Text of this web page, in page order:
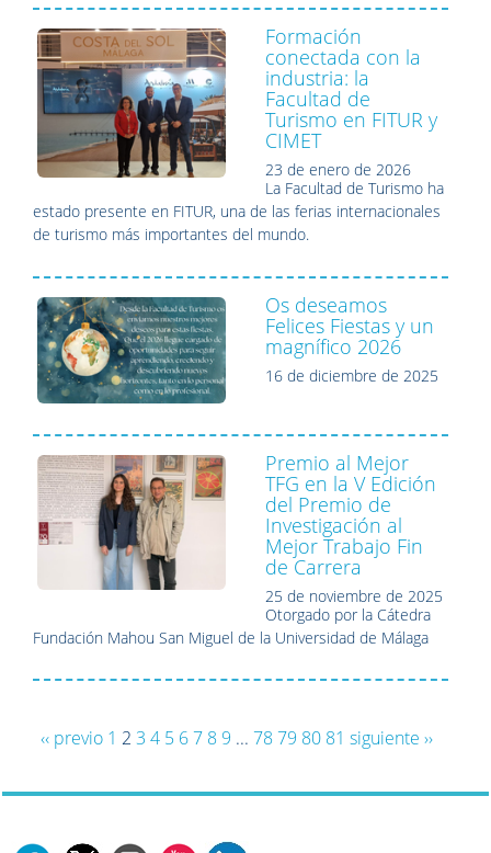
Formación
conectada con la
industria: la
Facultad de
Turismo en FITUR y
CIMET
23 de enero de 2026
La Facultad de Turismo ha
estado presente en FITUR, una de las ferias internacionales
de turismo más importantes del mundo.
Os deseamos
Felices Fiestas y un
magnífico 2026
16 de diciembre de 2025
Premio al Mejor
TFG en la V Edición
del Premio de
Investigación al
Mejor Trabajo Fin
de Carrera
25 de noviembre de 2025
Otorgado por la Cátedra
Fundación Mahou San Miguel de la Universidad de Málaga
‹‹ previo 1 2 3 4 5 67 8 9 ... 7879 80 81 siguiente ››